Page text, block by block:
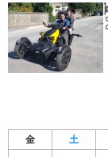
金 土